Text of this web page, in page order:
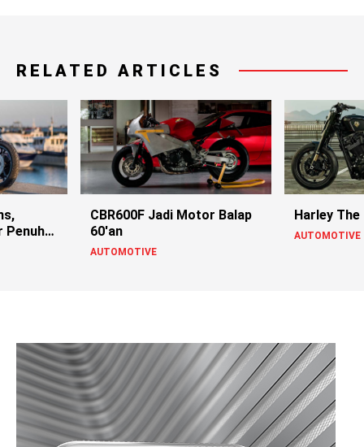
RELATED ARTICLES
Penuh
CBR600F Jadi Motor Balap
60'an
AUTOMOTIVE
Harley
AUTOMOTIVE